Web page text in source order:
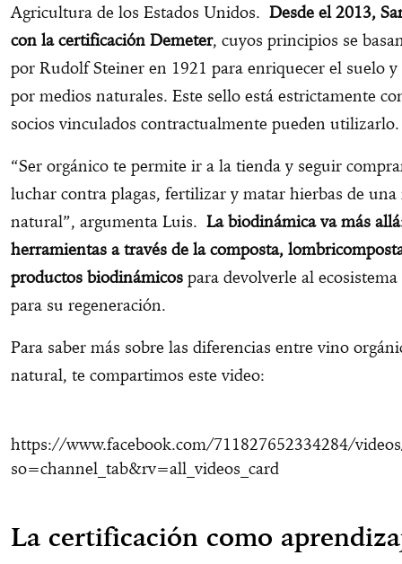
Agricultura de los Estados Unidos. Desde el 2013,
con la certificación Demeter, cuyos principios se
por Rudolf Steiner en 1921 para enriquecer el suelo
por medios naturales. Este sello está estrictamente
socios vinculados contractualmente pueden utilizarlo.
“Ser orgánico te permite ir a la tienda y seguir
luchar contra plagas, fertilizar y matar hierbas de una
natural”, argumenta Luis. La biodinámica va más
herramientas a través de la composta,
productos biodinámicos para devolverle al
para su regeneración.
Para saber más sobre las diferencias entre vino
natural, te compartimos este video:
https://www.facebook.com/711827652334284/
so=channel_tab&rv=all_videos_card
La certificación como